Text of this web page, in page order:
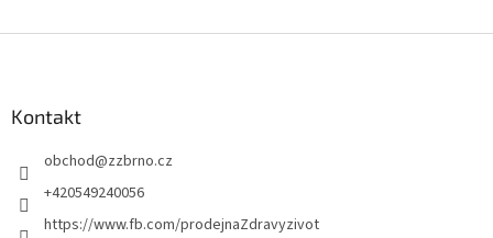
Kontakt
obchod@zzbrno.cz
+420549240056
https://www.fb.com/prodejnaZdravyzivot